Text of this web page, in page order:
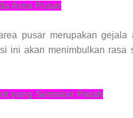
Area Pusar
pusar merupakan
ini akan menimbulkan
yang Semakin Parah